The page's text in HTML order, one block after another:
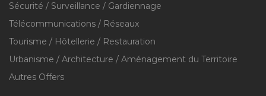
Sécurité / Surveillance / Gardiennage
Télécommunications / Réseaux
Tourisme / Hôtellerie / Restauration
Urbanisme / Architecture / Aménagement du Territoire
Autres Offers